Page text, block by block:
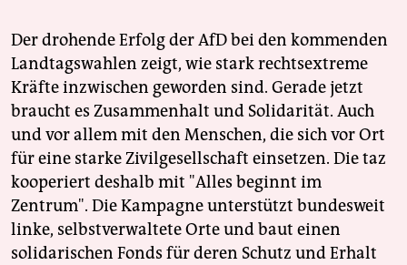
Der drohende Erfolg der AfD bei den kommenden
Landtagswahlen zeigt, wie stark rechtsextreme
Kräfte inzwischen geworden sind. Gerade jetzt
braucht es Zusammenhalt und Solidarität. Auch
und vor allem mit den Menschen, die sich vor Ort
für eine starke Zivilgesellschaft einsetzen. Die taz
kooperiert deshalb mit "Alles beginnt im
Zentrum". Die Kampagne unterstützt bundesweit
linke, selbstverwaltete Orte und baut einen
solidarischen Fonds für deren Schutz und Erhalt